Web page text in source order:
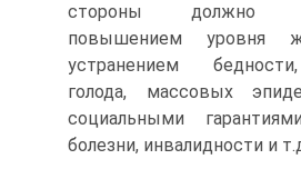
стороны должно
повышением уровня
устранением
голода, массовых
социальными
болезни, инвалидности и